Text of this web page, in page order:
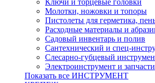
Ключи и торцевые головки
Молотки, ножовки и топоры
Пистолеты для герметика,
Расходные материалы и
Садовый инвентарь и полив
Сантехнический и спец-
Слесарно-губцевый
Электроинструмент и запчасти
Показать все ИНСТРУМЕНТ